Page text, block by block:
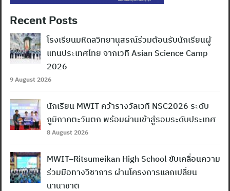
Recent Posts
โรงเรียนมหิดลวิทยานุสรณ์ร่วมต้อนรับนักเรียนผู้
แทนประเทศไทย จากเวที Asian Science Camp
2026
9 August 2026
นักเรียน MWIT คว้ารางวัลเวที NSC2026 ระดับ
ภูมิภาคตะวันตก พร้อมผ่านเข้าสู่รอบระดับประเทศ
8 August 2026
MWIT–Ritsumeikan High School ขับเคลื่อนความ
ร่วมมือทางวิชาการ ผ่านโครงการแลกเปลี่ยน
นานาชาติ